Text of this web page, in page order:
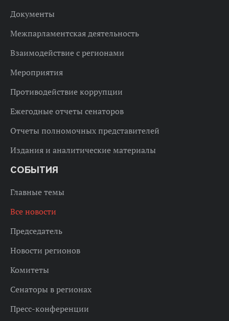
Документы
Межпарламентская деятельность
Взаимодействие с регионами
Мероприятия
Противодействие коррупции
Ежегодные отчеты сенаторов
Отчеты полномочных представителей
Издания и аналитические материалы
СОБЫТИЯ
Главные темы
Все новости
Председатель
Новости регионов
Комитеты
Сенаторы в регионах
Пресс-конференции